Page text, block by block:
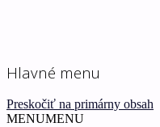
Inštitút
Human
Ľudské práva
Hlavné menu
Preskočiť na primárny obsah
MENUMENU